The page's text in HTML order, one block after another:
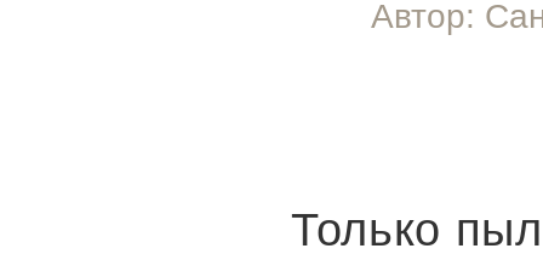
Автор:
Только